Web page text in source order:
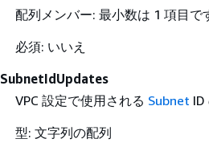
配列メンバー: 最小数は 1 項目で
必須: いいえ
SubnetIdUpdates
VPC 設定で使用される Subnet ID
型: 文字列の配列